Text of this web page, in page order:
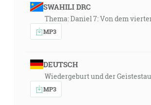
SWAHILI DRC
Thema: Daniel 7: Von dem
MP3
DEUTSCH
Wiedergeburt und der
MP3